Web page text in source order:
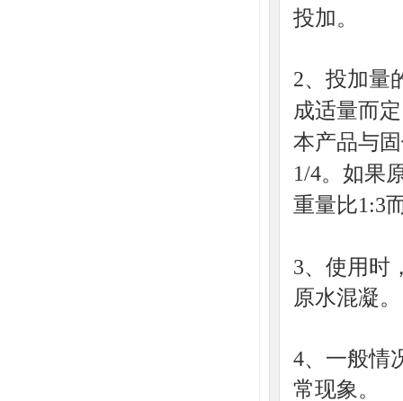
投加。
2、投加量
成适量而
本产品与
1/4。如果
重量比1:3
3、使用时
原水混凝。
4、一般情
常现象。